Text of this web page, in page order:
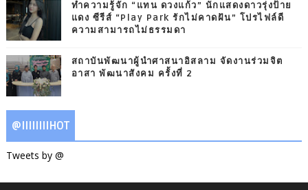
ทำความรู้จัก “แทน ดวงแก้ว” นักแสดงดาวรุ่งป้าย
แดง ซีรีส์ “Play Park รักไม่คาดฝัน” โปรไฟล์ดี
ความสามารถไม่ธรรมดา
สถาบันพัฒนาผู้นำศาสนาอิสลาม จัดงานร่วมจิต
อาสา พัฒนาสังคม ครั้งที่ 2
@IIIIIIIIHOT
Tweets by @